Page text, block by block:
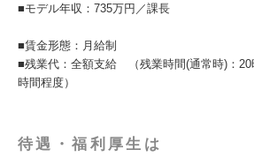
■モデル年収：735万円／課長
■賃金形態：月給制
■残業代：全額支給 （残業時間(通常時)：
時間程度）
待遇・福利厚生は